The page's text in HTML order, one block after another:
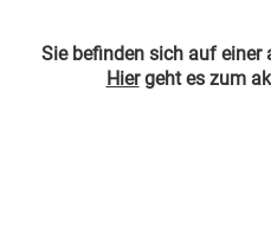
Sie befinden sich auf einer
Hiergeht es zum